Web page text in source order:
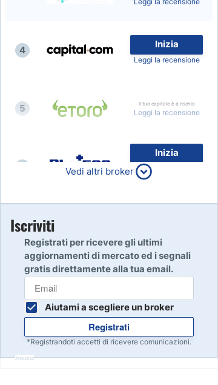
4
Inizia
Leggi la recensione
5 Il tuo capitale è a rischio
Leggi la recensione
Inizia
80% dei conti al dettaglio di
CFD perdono denaro
7
Inizia
Inizia
Vedi altri broker
Iscriviti
Registrati per ricevere gli ultimi
aggiornamenti di mercato ed i segnali
gratis direttamente alla tua email.
Aiutami a scegliere un broker
Registrati
*Registrandoti accetti di ricevere comunicazioni.
Annuncio